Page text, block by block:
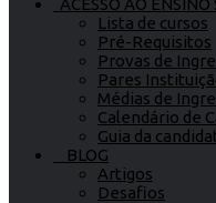
ACESSO AO ENSINO
Lista de cursos
Pré-Requisitos
Provas de
Pares
Médias de
Calendário de
Guia da
BLOG
Artigos
Desafios